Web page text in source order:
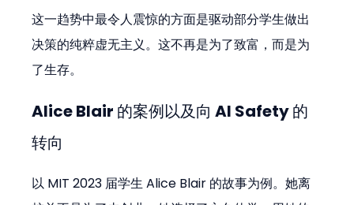
这一趋势中最令人震惊的方面是驱动部分学生做出
决策的纯粹虚无主义。这不再是为了致富，而是为
了生存。
Alice Blair 的案例以及向 AI Safety 的
转向
以 MIT 2023 届学生 Alice Blair 的故事为例。她离